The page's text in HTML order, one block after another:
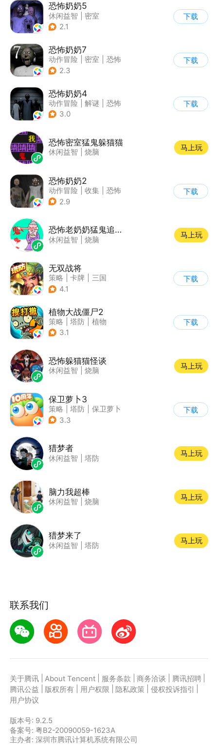
恐怖奶奶5
休闲益智
密室
| 恐怖奶奶
2.1
下载
恐怖奶奶7
动作冒险 密室
恐怖
| 恐怖奶奶
2.3
下载
恐怖奶奶4
动作冒险 解谜
恐怖
| 恐怖奶奶
3.0
下载
恐怖密室猛鬼躲猫猫
休闲益智 烧脑
马上玩
恐怖奶奶2
动作冒险 收集
恐怖
| 恐怖奶奶
2.9
下载
恐怖老奶奶猛鬼追我文字小游戏
休闲益智 烧脑
马上玩
无双战将
策略 卡牌
三国
| 中国风
4.1
下载
植物大战僵尸2
策略 塔防
植物
| 植物大战僵尸
3.1
下载
恐怖躲猫猫怪谈
休闲益智 烧脑
马上玩
保卫萝卜3
策略 塔防
保卫萝卜
| 卡通
3.3
下载
猎梦者
休闲益智 塔防
马上玩
脑力我超棒
休闲益智 烧脑
马上玩
猎梦来了
休闲益智 塔防
马上玩
联系我们
关于腾讯 About Tencent 服务条款 商务洽谈 腾讯招聘
腾讯公益
版权所有 用户权限 隐私政策 侵权投诉指引
用户协议
版本号: 9.2.5
备案号: 粤B2-20090059-1623A
主办者: 深圳市腾讯计算机系统有限公司